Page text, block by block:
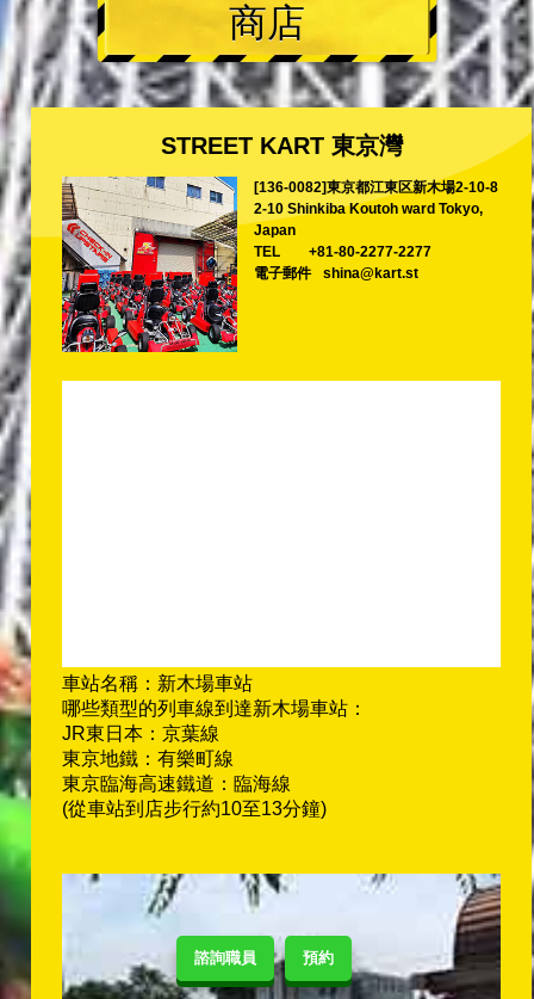
諮詢職員 預約
商店
STREET KART 東京灣
[136-0082]東京都江東区新木場2-10-8
2-10 Shinkiba Koutoh ward Tokyo,
Japan
TEL
+81-80-2277-2277
電子郵件
shina@kart.st
車站名稱：新木場車站
哪些類型的列車線到達新木場車站：
JR東日本：京葉線
東京地鐵：有樂町線
東京臨海高速鐵道：臨海線
(從車站到店步行約10至13分鐘)